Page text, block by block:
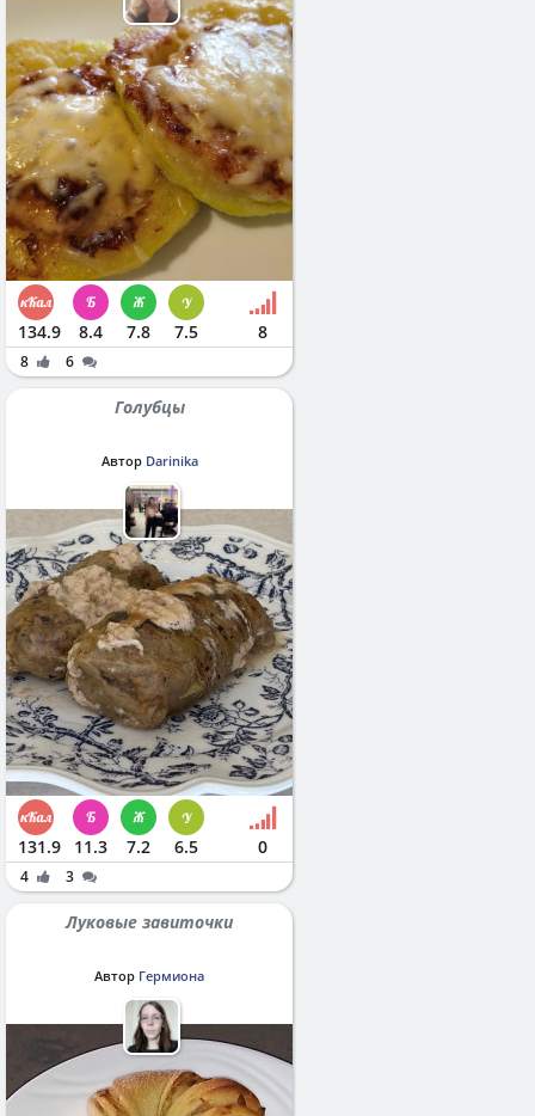
134.9 8.4 7.8 7.5 8
8 6
Голубцы
Автор Darinika
131.9 11.3 7.2 6.5 0
4 3
Луковые завиточки
Автор Гермиона